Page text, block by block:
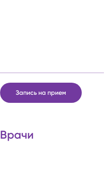
Запись на прием
Врачи